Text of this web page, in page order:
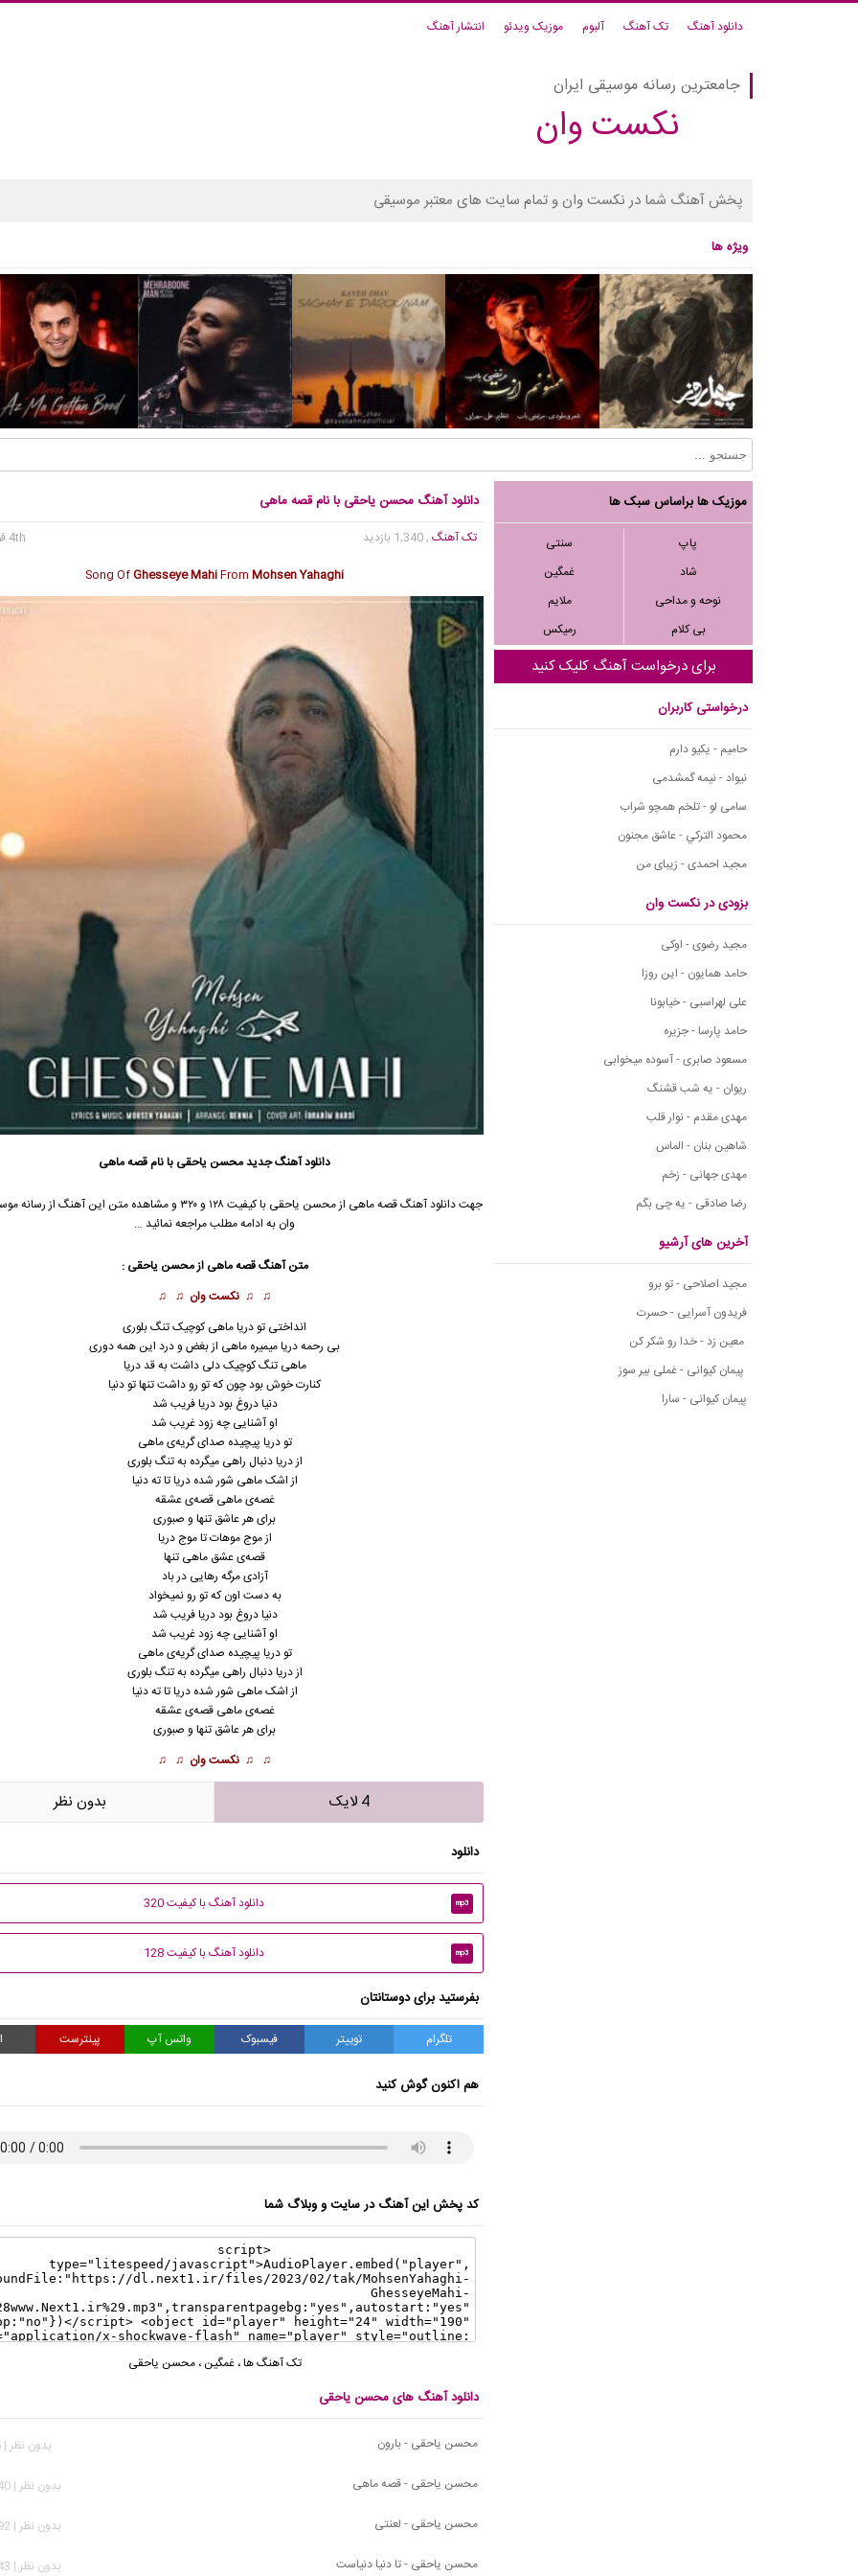
دانلود آهنگ تک آهنگ آلبوم موزیک ویدئو انتشار آهنگ
جامعترین رسانه موسیقی ایران
نکست وان
پخش آهنگ شما در نکست وان و تمام سایت های معتبر موسیقی
ویژه ها
موزیک ها براساس سبک ها
پاپ
سنتی
شاد
غمگین
نوحه و مداحی
ملایم
بی کلام
رمیکس
برای درخواست آهنگ کلیک کنید
درخواستی کاربران
حامیم - یکیو دارم
نیواد - نیمه گمشدمی
سامی لو - تلخم همچو شراب
محمود التركي - عاشق مجنون
مجید احمدی - زیبای من
بزودی در نکست وان
مجید رضوی - اوکی
حامد همایون - این روزا
علی لهراسبی - خیابونا
حامد پارسا - جزیره
مسعود صابری - آسوده میخوابی
ریوان - یه شب قشنگ
مهدی مقدم - نوار قلب
شاهین بنان - الماس
مهدی جهانی - زخم
رضا صادقی - یه چی بگم
آخرین های آرشیو
مجید اصلاحی - تو برو
فریدون آسرایی - حسرت
معین زد - خدا رو شکر کن
پیمان کیوانی - غملی بیر سوز
پیمان کیوانی - سارا
دانلود آهنگ محسن یاحقی با نام قصه ماهی
تک آهنگ, 1,340 بازدید
4th فوریه 2023
Song OfGhesseye MahiFromMohsen Yahaghi
دانلود آهنگ جدیدمحسن یاحقی با نام قصه ماهی
جهت دانلود آهنگ قصه ماهی ازمحسن یاحقی
با کیفیت ۱۲۸ و ۳۲۰ و مشاهده متن این آهنگ از
وان به ادامه مطلب مراجعه نمائید …
متن آهنگ قصه ماهی ازمحسن یاحقی :
♫ ♫ نکست وان ♫ ♫
انداختی تو دریا ماهی کوچیک تنگ بلوری
بی رحمه دریا میمیره ماهی از بغض و درد این همه دوری
ماهی تنگ کوچیک دلی داشت به قد دریا
کنارت خوش بود چون که تو رو داشت تنها تو دنیا
دنیا دروغ بود دریا فریب شد
او آشنایی چه زود غریب شد
تو دریا پیچیده صدای گریه‌ی ماهی
از دریا دنبال راهی میگرده به تنگ بلوری
از اشک ماهی شور شده دریا تا ته دنیا
غصه‌ی ماهی قصه‌ی عشقه
برای هر عاشق تنها و صبوری
از موج موهات تا موج دریا
قصه‌ی عشق ماهی تنها
آزادی‌ مرگه رهایی در باد
به دست اون که تو رو نمیخواد
دنیا دروغ بود دریا فریب شد
او آشنایی چه زود غریب شد
تو دریا پیچیده صدای گریه‌ی ماهی
از دریا دنبال راهی میگرده به تنگ بلوری
از اشک ماهی شور شده دریا تا ته دنیا
غصه‌ی ماهی قصه‌ی عشقه
برای هر عاشق تنها و صبوری
♫ ♫ نکست وان ♫ ♫
4 لایک بدون نظر
دانلود
mp3 دانلود آهنگ با کیفیت 320
mp3 دانلود آهنگ با کیفیت 128
بفرستید برای دوستانتان
تلگرام توییتر فیسبوک واتس آپ پینترست
هم اکنون گوش کنید
کد پخش این آهنگ در سایت و وبلاگ شما
تک آهنگ ها،غمگین ،محسن یاحقی
دانلود آهنگ های محسن یاحقی
محسن یاحقی - بارون
بدون نظر | 865 بازدید
محسن یاحقی - قصه ماهی
بدون نظر | 1,340 بازدید
محسن یاحقی - لعنتی
بدون نظر | 1,692 بازدید
محسن یاحقی - تا دنیا دنیاست
بدون نظر | 1,643 بازدید